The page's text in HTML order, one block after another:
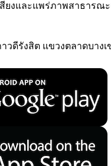
ยงและแพร่ภาพสาธารณ
วดีรังสิต แขวงตลาดบาง